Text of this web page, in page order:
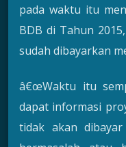
pada waktu itu
BDB di Tahun
sudah dibayarkan
â€œWaktu itu
dapat informasi
tidak akan